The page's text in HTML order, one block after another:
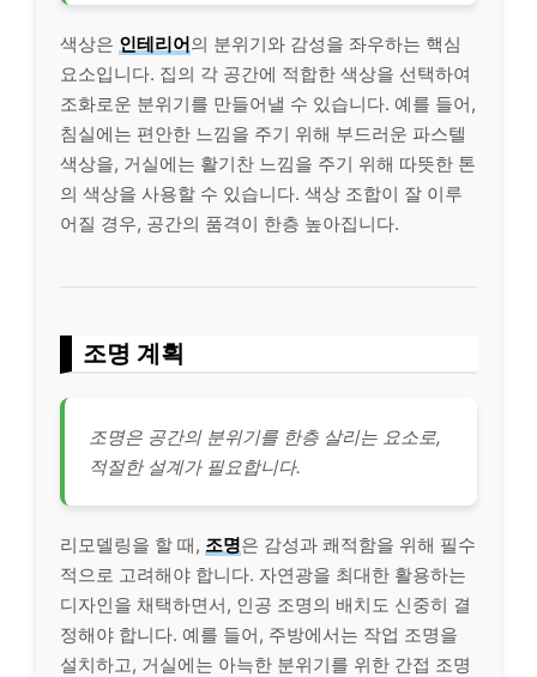
색상은 인테리어의 분위기와 감성을 좌우하는 핵심
요소입니다. 집의 각 공간에 적합한 색상을 선택하여
조화로운 분위기를 만들어낼 수 있습니다. 예를 들어,
침실에는 편안한 느낌을 주기 위해 부드러운 파스텔
색상을, 거실에는 활기찬 느낌을 주기 위해 따뜻한 톤
의 색상을 사용할 수 있습니다. 색상 조합이 잘 이루
어질 경우, 공간의 품격이 한층 높아집니다.
조명 계획
조명은 공간의 분위기를 한층 살리는 요소로,
적절한 설계가 필요합니다.
리모델링을 할 때, 조명은 감성과 쾌적함을 위해 필수
적으로 고려해야 합니다. 자연광을 최대한 활용하는
디자인을 채택하면서, 인공 조명의 배치도 신중히 결
정해야 합니다. 예를 들어, 주방에서는 작업 조명을
설치하고, 거실에는 아늑한 분위기를 위한 간접 조명